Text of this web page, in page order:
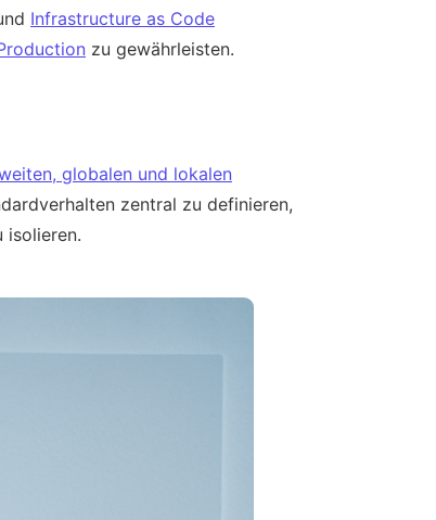
Infrastructure as Code
zu gewährleisten.
globalen und lokalen
zentral zu definieren,
isolieren.